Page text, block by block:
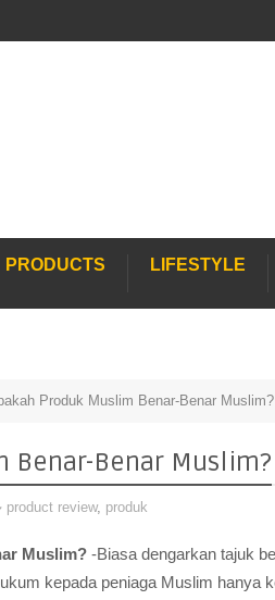
PRODUCTS LIFESTYLE
Produk Muslim Benar-Benar Muslim?
Benar-Benar Muslim?
product review, produk
Muslim? -Biasa dengarkan tajuk
kepada peniaga Muslim hanya